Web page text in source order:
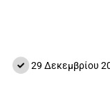
29 Δεκεμβρίου